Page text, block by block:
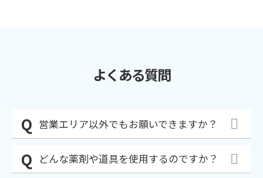
よくある質問
営業エリア以外でもお願いできますか？
どんな薬剤や道具を使用するのですか？